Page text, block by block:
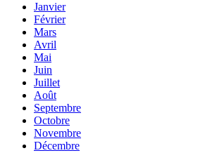
Janvier
Février
Mars
Avril
Mai
Juin
Juillet
Août
Septembre
Octobre
Novembre
Décembre